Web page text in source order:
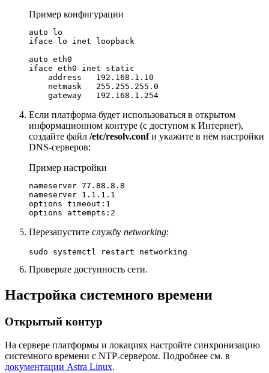
Пример конфигурации
auto lo
iface lo inet loopback
auto eth0
iface eth0 inet static
    address   192.168.1.10
    netmask   255.255.255.0
Если платформа будет использоваться в открытом
информационном контуре (с доступом к Интернет),
создайте файл /etc/resolv.confи укажите в нём настройки
DNS-серверов:
Пример настройки
nameserver 77.88.8.8
nameserver 1.1.1.1
options timeout:1
options attempts:2
Перезапустите службу networking:
sudo systemctl restart networking
Проверьте доступность сети.
Настройка системного времени
Открытый контур
На сервере платформы и локациях настройте синхронизацию
системного времени с NTP-сервером. Подробнее см. в
документации Astra Linux.